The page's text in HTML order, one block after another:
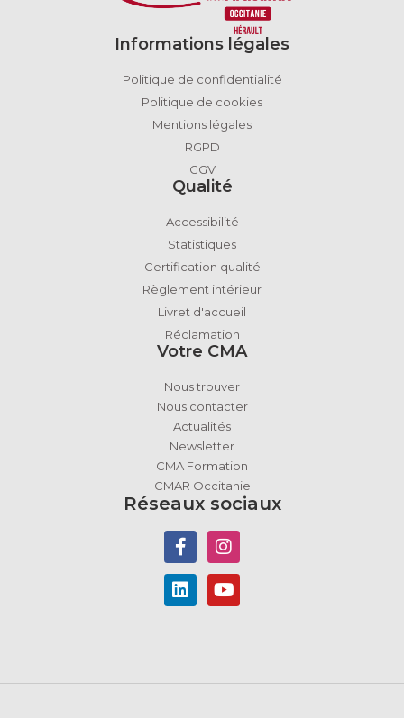
Informations légales
Politique de confidentialité
Politique de cookies
Mentions légales
RGPD
CGV
Qualité
Accessibilité
Statistiques
Certification qualité
Règlement intérieur
Livret d'accueil
Réclamation
Votre CMA
Nous trouver
Nous contacter
Actualités
Newsletter
CMA Formation
CMAR Occitanie
Réseaux sociaux